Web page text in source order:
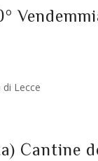
Lecce
Cantine